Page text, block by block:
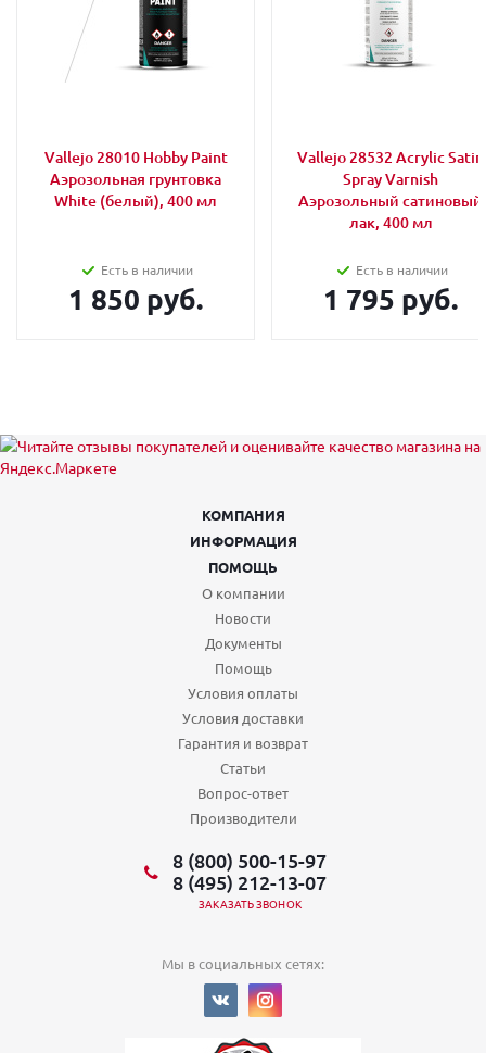
Vallejo 28010 Hobby Paint
Аэрозольная грунтовка
White (белый), 400 мл
Есть в наличии
1 850 руб.
Vallejo 28532 Acrylic Satin
Spray Varnish
Аэрозольный сатиновый
лак, 400 мл
Есть в наличии
1 795 руб.
КОМПАНИЯ
ИНФОРМАЦИЯ
ПОМОЩЬ
О компании
Новости
Документы
Помощь
Условия оплаты
Условия доставки
Гарантия и возврат
Статьи
Вопрос-ответ
Производители
8 (800) 500-15-97
8 (495) 212-13-07
ЗАКАЗАТЬ ЗВОНОК
Мы в социальных сетях: